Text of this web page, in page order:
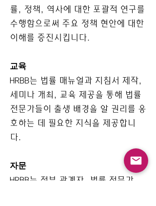
률, 정책, 역사에 대한 포괄적 연구를
수행함으로써 주요 정책 현안에 대한
이해를 증진시킵니다.
교육
HRBB는 법률 매뉴얼과 지침서 제작,
세미나 개최, 교육 제공을 통해 법률
전문가들이 출생 배경을 알 권리를 옹
호하는 데 필요한 지식을 제공합니
다.
자문
HRBB는 정부 관계자, 법률 전문가,